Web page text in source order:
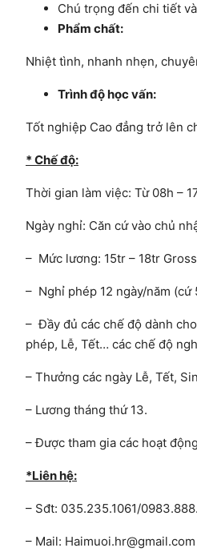
Chú trọng đến chi tiết
Phẩm chất:
Nhiệt tình, nhanh nhẹn,
Trình độ học vấn:
Tốt nghiệp Cao đẳng trở lên
* Chế độ:
Thời gian làm việc: Từ 08h –
Ngày nghỉ: Căn cứ vào chủ
– Mức lương: 15tr – 18tr
– Nghỉ phép 12 ngày/năm (cứ
– Đầy đủ các chế độ dành
phép, Lễ, Tết… các chế độ
– Thưởng các ngày Lễ, Tết,
– Lương tháng thứ 13.
– Được tham gia các hoạt
*Liên hệ:
– Sđt: 035.235.1061/
– Mail: Haimuoi.hr@gmail.com